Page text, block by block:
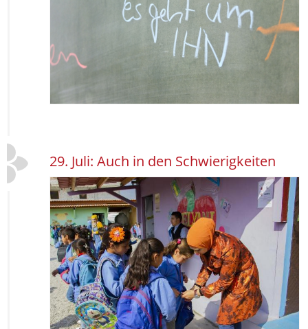
29. Juli: Auch in den Schwierigkeiten